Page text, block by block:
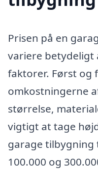
Prisen på en
variere
faktorer. Først
omkostningerne
størrelse,
vigtigt at tage
garage tilbygning
100.000 og